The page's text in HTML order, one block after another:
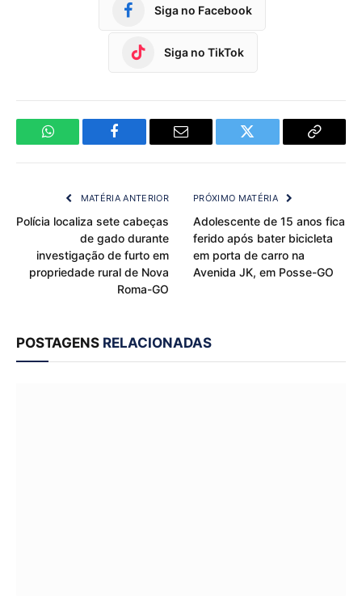
Siga no Facebook
Siga no TikTok
WhatsApp Facebook Email Twitter
Copy
MATÉRIA ANTERIOR
Polícia localiza sete cabeças
de gado durante
investigação de furto em
propriedade rural de Nova
Roma-GO
PRÓXIMO MATÉRIA
Adolescente de 15 anos fica
ferido após bater bicicleta
em porta de carro na
Avenida JK, em Posse-GO
POSTAGENS RELACIONADAS